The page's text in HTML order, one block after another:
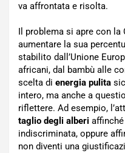
va affrontata e risolta.
Il problema si apre con la
aumentare la sua
stabilito dall’Unione
africani, dal bambù alle
scelta di energia pulita
intero, ma anche a
riflettere. Ad esempio,
taglio degli alberi
indiscriminata, oppure
non diventi una